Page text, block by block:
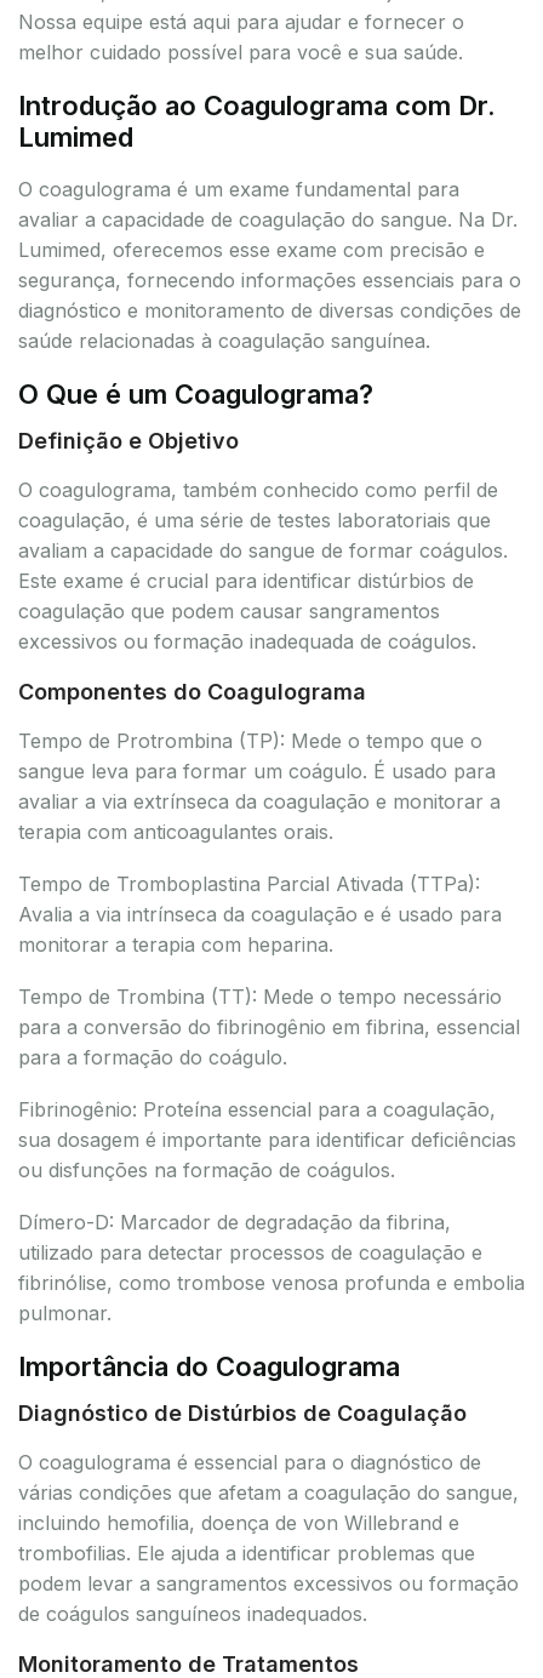
Nossa equipe está aqui para ajudar e fornecer o
melhor cuidado possível para você e sua saúde.
Introdução ao Coagulograma com Dr.
Lumimed
O coagulograma é um exame fundamental para
avaliar a capacidade de coagulação do sangue. Na Dr.
Lumimed, oferecemos esse exame com precisão e
segurança, fornecendo informações essenciais para o
diagnóstico e monitoramento de diversas condições de
saúde relacionadas à coagulação sanguínea.
O Que é um Coagulograma?
Definição e Objetivo
O coagulograma, também conhecido como perfil de
coagulação, é uma série de testes laboratoriais que
avaliam a capacidade do sangue de formar coágulos.
Este exame é crucial para identificar distúrbios de
coagulação que podem causar sangramentos
excessivos ou formação inadequada de coágulos.
Componentes do Coagulograma
Tempo de Protrombina (TP): Mede o tempo que o
sangue leva para formar um coágulo. É usado para
avaliar a via extrínseca da coagulação e monitorar a
terapia com anticoagulantes orais.
Tempo de Tromboplastina Parcial Ativada (TTPa):
Avalia a via intrínseca da coagulação e é usado para
monitorar a terapia com heparina.
Tempo de Trombina (TT): Mede o tempo necessário
para a conversão do fibrinogênio em fibrina, essencial
para a formação do coágulo.
Fibrinogênio: Proteína essencial para a coagulação,
sua dosagem é importante para identificar deficiências
ou disfunções na formação de coágulos.
Dímero-D: Marcador de degradação da fibrina,
utilizado para detectar processos de coagulação e
fibrinólise, como trombose venosa profunda e embolia
pulmonar.
Importância do Coagulograma
Diagnóstico de Distúrbios de Coagulação
O coagulograma é essencial para o diagnóstico de
várias condições que afetam a coagulação do sangue,
incluindo hemofilia, doença de von Willebrand e
trombofilias. Ele ajuda a identificar problemas que
podem levar a sangramentos excessivos ou formação
de coágulos sanguíneos inadequados.
Monitoramento de Tratamentos